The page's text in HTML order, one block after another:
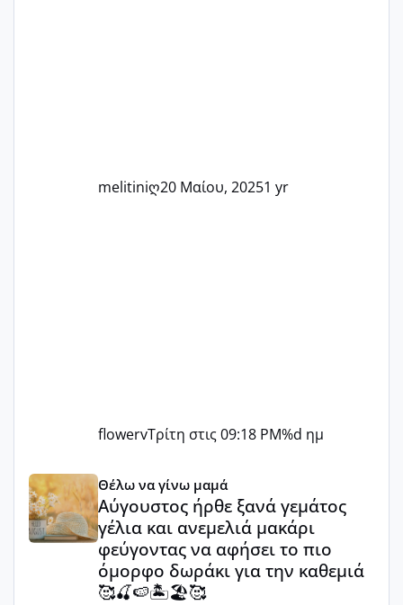
melitiniღ20 Μαίου, 20251 yr
flowervΤρίτη στις 09:18 PM%d ημ
Αύγουστος ήρθε ξανά γεμάτος γέλια και ανεμελιά
Θέλω να γίνω μαμά
Αύγουστος ήρθε ξανά γεμάτος
γέλια και ανεμελιά μακάρι
φεύγοντας να αφήσει το πιο
όμορφο δωράκι για την καθεμιά
🥰🍒🍉🏝️🏖️🥰